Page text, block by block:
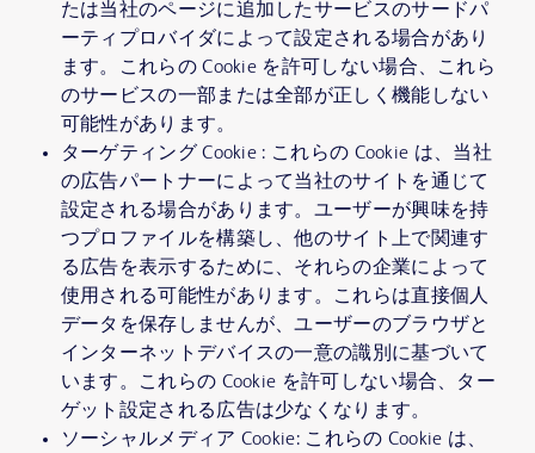
たは当社のページに追加したサービスのサードパ
ーティプロバイダによって設定される場合があり
ます。これらの Cookie を許可しない場合、これら
のサービスの一部または全部が正しく機能しない
可能性があります。
ターゲティング Cookie : これらの Cookie は、当社
の広告パートナーによって当社のサイトを通じて
設定される場合があります。ユーザーが興味を持
つプロファイルを構築し、他のサイト上で関連す
る広告を表示するために、それらの企業によって
使用される可能性があります。これらは直接個人
データを保存しませんが、ユーザーのブラウザと
インターネットデバイスの一意の識別に基づいて
います。これらの Cookie を許可しない場合、ター
ゲット設定される広告は少なくなります。
ソーシャルメディア Cookie: これらの Cookie は、